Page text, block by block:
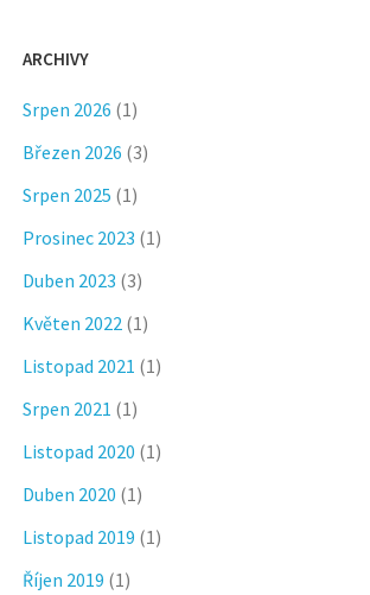
ARCHIVY
Srpen 2026 (1)
Březen 2026 (3)
Srpen 2025 (1)
Prosinec 2023 (1)
Duben 2023 (3)
Květen 2022 (1)
Listopad 2021 (1)
Srpen 2021 (1)
Listopad 2020 (1)
Duben 2020 (1)
Listopad 2019 (1)
Říjen 2019 (1)